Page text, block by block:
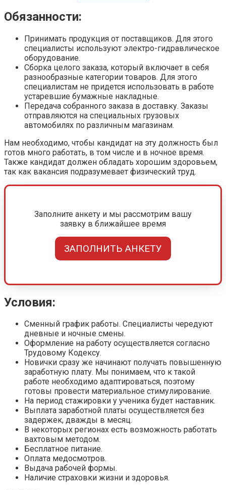
Обязанности:
Принимать продукция от поставщиков. Для этого
специалисты используют электро-гидравлическое
оборудование.
Сборка целого заказа, который включает в себя
разнообразные категории товаров. Для этого
специалистам не придется использовать в работе
устаревшие бумажные накладные.
Передача собранного заказа в доставку. Заказы
отправляются на специальных грузовых
автомобилях по различным магазинам.
Нам необходимо, чтобы кандидат на эту должность был
готов много работать, в том числе и в ночное время.
Также кандидат должен обладать хорошим здоровьем,
так как вакансия подразумевает физический труд.
Заполните анкету и мы рассмотрим вашу
заявку в ближайшее время
ЗАПОЛНИТЬ АНКЕТУ
Условия:
Сменный график работы. Специалисты чередуют
дневные и ночные смены.
Оформление на работу осуществляется согласно
Трудовому Кодексу.
Новички сразу же начинают получать повышенную
заработную плату. Мы понимаем, что к такой
работе необходимо адаптироваться, поэтому
готовы провести материальное стимулирование.
На период стажировки у ученика будет наставник.
Выплата заработной платы осуществляется без
задержек, дважды в месяц.
В некоторых регионах есть возможность работать
вахтовым методом.
Бесплатное питание.
Оплата медосмотров.
Выдача рабочей формы.
Наличие страховки жизни и здоровья.